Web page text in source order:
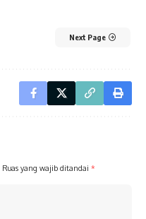
Next Page
Ruas yang wajib ditandai *